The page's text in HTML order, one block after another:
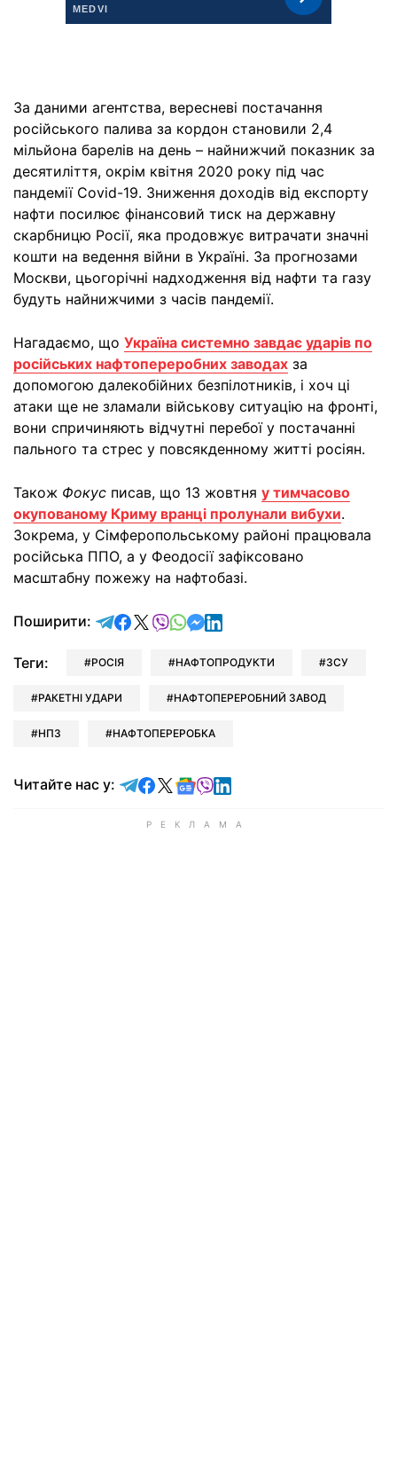
За даними агентства, вересневі постачання
російського палива за кордон становили 2,4
мільйона барелів на день – найнижчий показник за
десятиліття, окрім квітня 2020 року під час
пандемії Covid-19. Зниження доходів від експорту
нафти посилює фінансовий тиск на державну
скарбницю Росії, яка продовжує витрачати значні
кошти на ведення війни в Україні. За прогнозами
Москви, цьогорічні надходження від нафти та газу
будуть найнижчими з часів пандемії.
Нагадаємо, що Україна системно завдає ударів по
російських нафтопереробних заводах за
допомогою далекобійних безпілотників, і хоч ці
атаки ще не зламали військову ситуацію на фронті,
вони спричиняють відчутні перебої у постачанні
пального та стрес у повсякденному житті росіян.
Також Фокус писав, що 13 жовтня у тимчасово
окупованому Криму вранці пролунали вибухи.
Зокрема, у Сімферопольському районі працювала
російська ППО, а у Феодосії зафіксовано
масштабну пожежу на нафтобазі.
Поширити: відправити у Telegram
поділитись у Facebook
поділитись у X
відправити у Viber
відправити у Whatsapp
відправити у Messenger
відправити у LinkedIn
Теги: РОСІЯ НАФТОПРОДУКТИ ЗСУ
РАКЕТНІ УДАРИ НАФТОПЕРЕРОБНИЙ ЗАВОД
НПЗ НАФТОПЕРЕРОБКА
Читайте нас у: Читайте у Telegram
Читайте у Facebook
Читайте у X
Читайте у Google news
Читайте у Viber
Читайте у LinkedIn